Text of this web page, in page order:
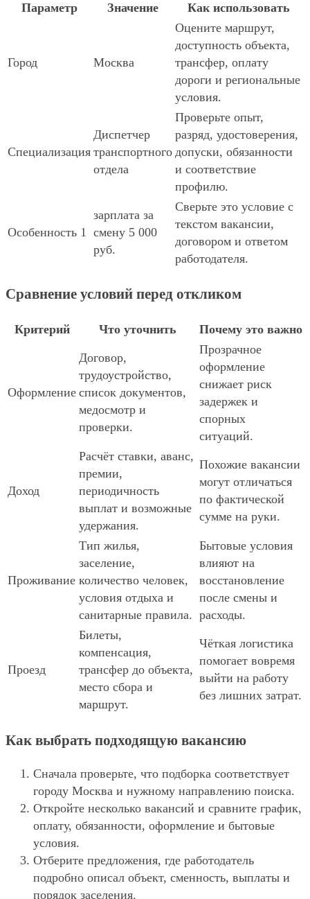
Параметр Значение Как использовать
Город Москва
Оцените маршрут,
доступность объекта,
трансфер, оплату
дороги и региональные
условия.
Специализация
Диспетчер
транспортного
отдела
Проверьте опыт,
разряд, удостоверения,
допуски, обязанности
и соответствие
профилю.
Особенность 1
зарплата за
смену 5 000
руб.
Сверьте это условие с
текстом вакансии,
договором и ответом
работодателя.
Сравнение условий перед откликом
Критерий Что уточнить Почему это важно
Оформление
Договор,
трудоустройство,
список документов,
медосмотр и
проверки.
Прозрачное
оформление
снижает риск
задержек и
спорных
ситуаций.
Доход
Расчёт ставки, аванс,
премии,
периодичность
выплат и возможные
удержания.
Похожие вакансии
могут отличаться
по фактической
сумме на руки.
Проживание
Тип жилья,
заселение,
количество человек,
условия отдыха и
санитарные правила.
Бытовые условия
влияют на
восстановление
после смены и
расходы.
Проезд
Билеты,
компенсация,
трансфер до объекта,
место сбора и
маршрут.
Чёткая логистика
помогает вовремя
выйти на работу
без лишних затрат.
Как выбрать подходящую вакансию
Сначала проверьте, что подборка соответствует
городу Москва и нужному направлению поиска.
Откройте несколько вакансий и сравните график,
оплату, обязанности, оформление и бытовые
условия.
Отберите предложения, где работодатель
подробно описал объект, сменность, выплаты и
порядок заселения.